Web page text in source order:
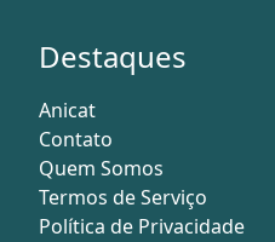
Destaques
Anicat
Contato
Quem Somos
Termos de Serviço
Política de Privacidade